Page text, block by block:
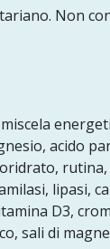
Non
acido
rutina,
lipasi,
D3,
sali di